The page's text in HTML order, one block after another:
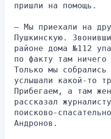
пришли на помощь.
— Мы приехали на
Пушкинскую.
районе дома №112
по факту там ничего
Только мы
услышали какой-то
Прибегаем, а там
рассказал
поисково-
Андронов.